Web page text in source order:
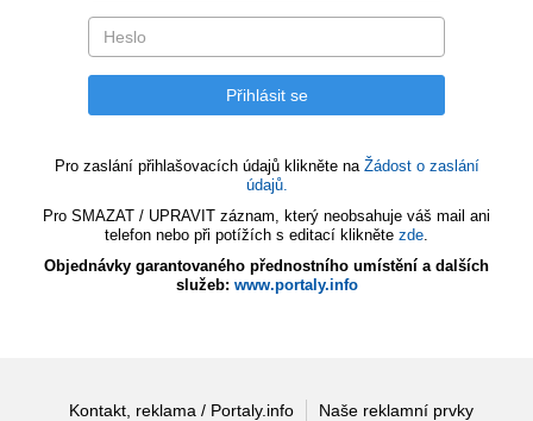
Pro zaslání přihlašovacích údajů klikněte na Žádost o zaslání
údajů.
Pro SMAZAT / UPRAVIT záznam, který neobsahuje váš mail ani
telefon nebo při potížích s editací klikněte zde.
Objednávky garantovaného přednostního umístění a dalších
služeb: www.portaly.info
Kontakt, reklama / Portaly.info
Naše reklamní prvky